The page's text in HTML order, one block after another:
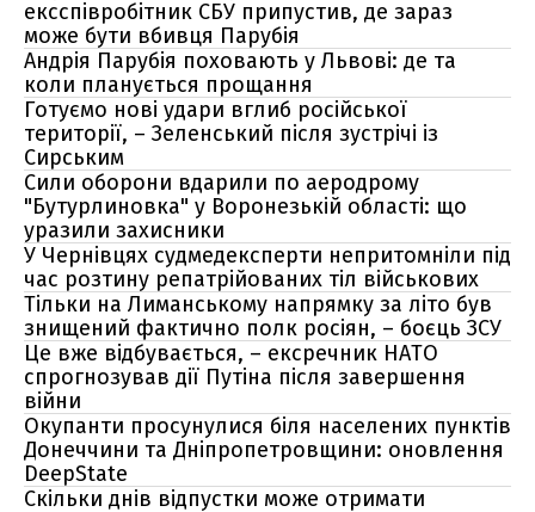
ексспівробітник СБУ припустив, де зараз
може бути вбивця Парубія
Андрія Парубія поховають у Львові: де та
коли планується прощання
Готуємо нові удари вглиб російської
території, – Зеленський після зустрічі із
Сирським
Сили оборони вдарили по аеродрому
"Бутурлиновка" у Воронезькій області: що
уразили захисники
У Чернівцях судмедексперти непритомніли під
час розтину репатрійованих тіл військових
Тільки на Лиманському напрямку за літо був
знищений фактично полк росіян, – боєць ЗСУ
Це вже відбувається, – ексречник НАТО
спрогнозував дії Путіна після завершення
війни
Окупанти просунулися біля населених пунктів
Донеччини та Дніпропетровщини: оновлення
DeepState
Скільки днів відпустки може отримати